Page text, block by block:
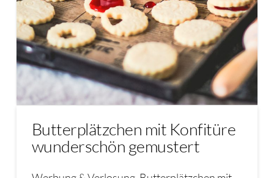
Butterplätzchen mit Konfitüre
wunderschön gemustert